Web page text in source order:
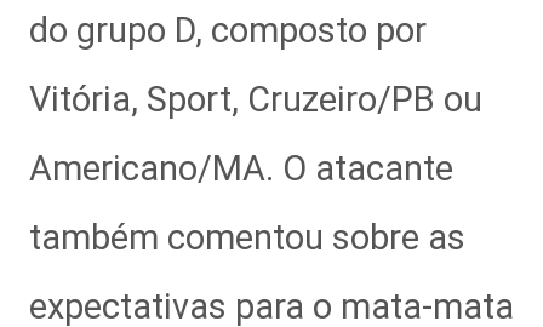
do grupo D, composto por
Vitória, Sport, Cruzeiro/PB ou
Americano/MA. O atacante
também comentou sobre as
expectativas para o mata-mata